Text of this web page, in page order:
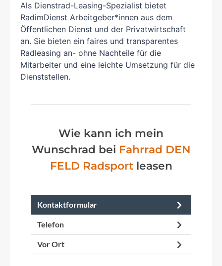
Als Dienstrad-Leasing-Spezialist bietet
RadimDienst Arbeitgeber*innen aus dem
Öffentlichen Dienst und der Privatwirtschaft
an. Sie bieten ein faires und transparentes
Radleasing an- ohne Nachteile für die
Mitarbeiter und eine leichte Umsetzung für die
Dienststellen.
Wie kann ich mein
Wunschrad bei Fahrrad DEN
FELD Radsport leasen
Kontaktformular
Telefon
Vor Ort